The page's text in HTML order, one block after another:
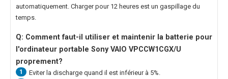
automatiquement. Charger pour 12 heures est un gaspillage du
temps.
Q: Comment faut-il utiliser et maintenir la batterie pour
l'ordinateur portable Sony VAIO VPCCW1CGX/U
proprement?
1 Eviter la discharge quand il est inférieur à 5%.